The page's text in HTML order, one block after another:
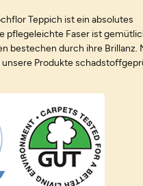
Teppich ist ein absolutes
pflegeleichte Faser ist
bestechen durch ihre Brillanz.
unsere Produkte